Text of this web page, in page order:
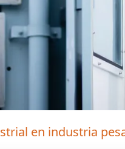
en industria